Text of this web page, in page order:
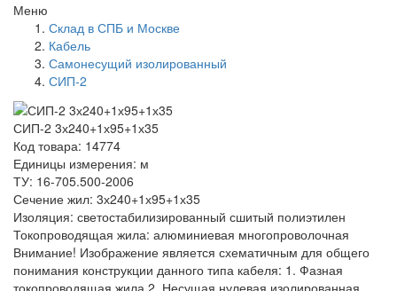
Меню
Склад в СПБ и Москве
Кабель
Самонесущий изолированный
СИП-2
СИП-2 3х240+1х95+1х35
Код товара: 14774
Единицы измерения: м
ТУ: 16-705.500-2006
Сечение жил: 3х240+1х95+1х35
Изоляция: светостабилизированный сшитый полиэтилен
Токопроводящая жила: алюминиевая многопроволочная
Внимание! Изображение является схематичным для общего
понимания конструкции данного типа кабеля: 1. Фазная
токопроводящая жила 2. Несущая нулевая изолированная